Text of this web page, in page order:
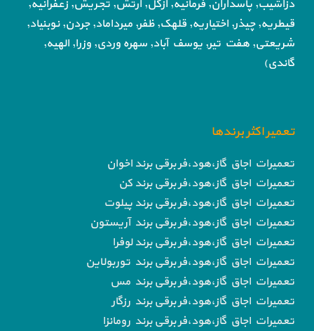
دزاشیب, پاسداران, فرمانیه, ازگل, ارتش, تجریش, زعفرانیه,
قیطریه, چیذر, اختیاریه, قلهک, ظفر, میرداماد, جردن, نوبنیاد,
شریعتی, هفت تیر, یوسف آباد, سهره وردی, وزرا, الهیه,
گاندی)
تعمیر اکثر برندها
تعمیرات اجاق گاز،هود،فر برقی برند اخوان
تعمیرات اجاق گاز،هود،فر برقی برند کن
تعمیرات اجاق گاز،هود،فر برقی برند پیلوت
تعمیرات اجاق گاز،هود،فر برقی برند آریستون
تعمیرات اجاق گاز،هود،فر برقی برند لوفرا
تعمیرات اجاق گاز،هود،فر برقی برند توربولاین
تعمیرات اجاق گاز،هود،فر برقی برند مس
تعمیرات اجاق گاز،هود،فر برقی برند رزگار
تعمیرات اجاق گاز،هود،فر برقی برند رومانزا